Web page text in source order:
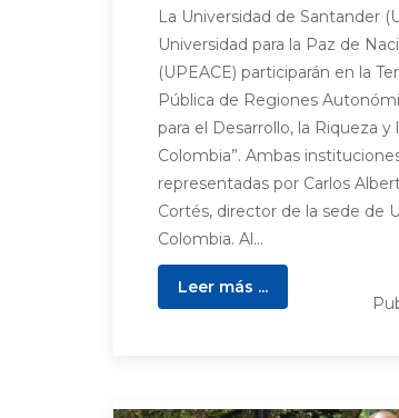
La Universidad de Santander
Universidad para la Paz de
(UPEACE) participarán en la
Pública de Regiones
para el Desarrollo, la Riqueza y
Colombia”. Ambas
representadas por Carlos
Cortés, director de la sede de
Colombia. Al...
Leer más ...